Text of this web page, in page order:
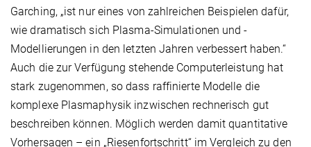
Garching, „ist nur eines von zahlreichen Beispielen dafür,
wie dramatisch sich Plasma-Simulationen und -
Modellierungen in den letzten Jahren verbessert haben.“
Auch die zur Verfügung stehende Computerleistung hat
stark zugenommen, so dass raffinierte Modelle die
komplexe Plasmaphysik inzwischen rechnerisch gut
beschreiben können. Möglich werden damit quantitative
Vorhersagen – ein „Riesenfortschritt“ im Vergleich zu den